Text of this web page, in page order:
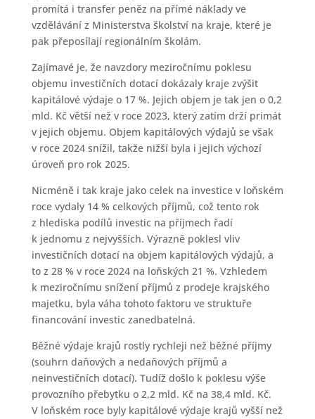
promítá i transfer peněz na přímé náklady ve
vzdělávání z Ministerstva školství na kraje, které je
pak přeposílají regionálním školám.
Zajímavé je, že navzdory meziročnímu poklesu
objemu investičních dotací dokázaly kraje zvýšit
kapitálové výdaje o 17 %. Jejich objem je tak jen o 0,2
mld. Kč větší než v roce 2023, který zatím drží primát
v jejich objemu. Objem kapitálových výdajů se však
v roce 2024 snížil, takže nižší byla i jejich výchozí
úroveň pro rok 2025.
Nicméně i tak kraje jako celek na investice v loňském
roce vydaly 14 % celkových příjmů, což tento rok
z hlediska podílů investic na příjmech řadí
k jednomu z nejvyšších. Výrazně poklesl vliv
investičních dotací na objem kapitálových výdajů, a
to z 28 % v roce 2024 na loňských 21 %. Vzhledem
k meziročnímu snížení příjmů z prodeje krajského
majetku, byla váha tohoto faktoru ve struktuře
financování investic zanedbatelná.
Běžné výdaje krajů rostly rychleji než běžné příjmy
(souhrn daňových a nedaňových příjmů a
neinvestičních dotací). Tudíž došlo k poklesu výše
provozního přebytku o 2,2 mld. Kč na 38,4 mld. Kč.
V loňském roce byly kapitálové výdaje krajů vyšší než